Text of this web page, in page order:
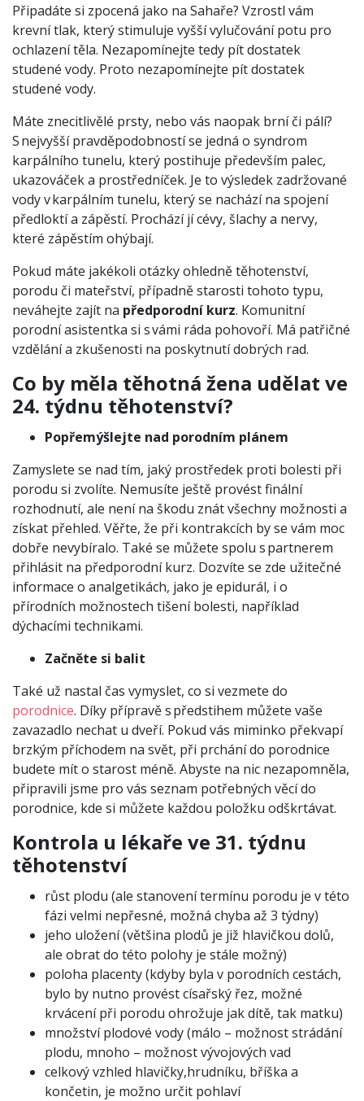
Připadáte si zpocená jako na Sahaře? Vzrostl vám
krevní tlak, který stimuluje vyšší vylučování potu pro
ochlazení těla. Nezapomínejte tedy pít dostatek
studené vody. Proto nezapomínejte pít dostatek
studené vody.
Máte znecitlivělé prsty, nebo vás naopak brní či pálí?
S nejvyšší pravděpodobností se jedná o syndrom
karpálního tunelu, který postihuje především palec,
ukazováček a prostředníček. Je to výsledek zadržované
vody v karpálním tunelu, který se nachází na spojení
předloktí a zápěstí. Prochází jí cévy, šlachy a nervy,
které zápěstím ohýbají.
Pokud máte jakékoli otázky ohledně těhotenství,
porodu či mateřství, případně starosti tohoto typu,
neváhejte zajít na předporodní kurz. Komunitní
porodní asistentka si s vámi ráda pohovoří. Má patřičné
vzdělání a zkušenosti na poskytnutí dobrých rad.
Co by měla těhotná žena udělat ve
24. týdnu těhotenství?
Popřemýšlejte nad porodním plánem
Zamyslete se nad tím, jaký prostředek proti bolesti při
porodu si zvolíte. Nemusíte ještě provést finální
rozhodnutí, ale není na škodu znát všechny možnosti a
získat přehled. Věřte, že při kontrakcích by se vám moc
dobře nevybíralo. Také se můžete spolu s partnerem
přihlásit na předporodní kurz. Dozvíte se zde užitečné
informace o analgetikách, jako je epidurál, i o
přírodních možnostech tišení bolesti, například
dýchacími technikami.
Začněte si balit
Také už nastal čas vymyslet, co si vezmete do
porodnice. Díky přípravě s předstihem můžete vaše
zavazadlo nechat u dveří. Pokud vás miminko překvapí
brzkým příchodem na svět, při prchání do porodnice
budete mít o starost méně. Abyste na nic nezapomněla,
připravili jsme pro vás seznam potřebných věcí do
porodnice, kde si můžete každou položku odškrtávat.
Kontrola u lékaře ve 31. týdnu
těhotenství
růst plodu (ale stanovení termínu porodu je v této
fázi velmi nepřesné, možná chyba až 3 týdny)
jeho uložení (většina plodů je již hlavičkou dolů,
ale obrat do této polohy je stále možný)
poloha placenty (kdyby byla v porodních cestách,
bylo by nutno provést císařský řez, možné
krvácení při porodu ohrožuje jak dítě, tak matku)
množství plodové vody (málo – možnost strádání
plodu, mnoho – možnost vývojových vad
celkový vzhled hlavičky,hrudníku, bříška a
končetin, je možno určit pohlaví